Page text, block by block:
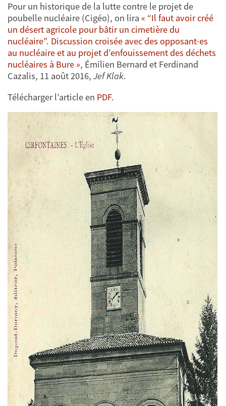
Pour un historique de la lutte contre le projet de
poubelle nucléaire (Cigéo), on lira « “Il faut avoir créé
un désert agricole pour bâtir un cimetière du
nucléaire”. Discussion croisée avec des opposant·es
au nucléaire et au projet d’enfouissement des déchets
nucléaires à Bure », Émilien Bernard et Ferdinand
Cazalis, 11 août 2016, Jef Klak.
Télécharger l’article en PDF.